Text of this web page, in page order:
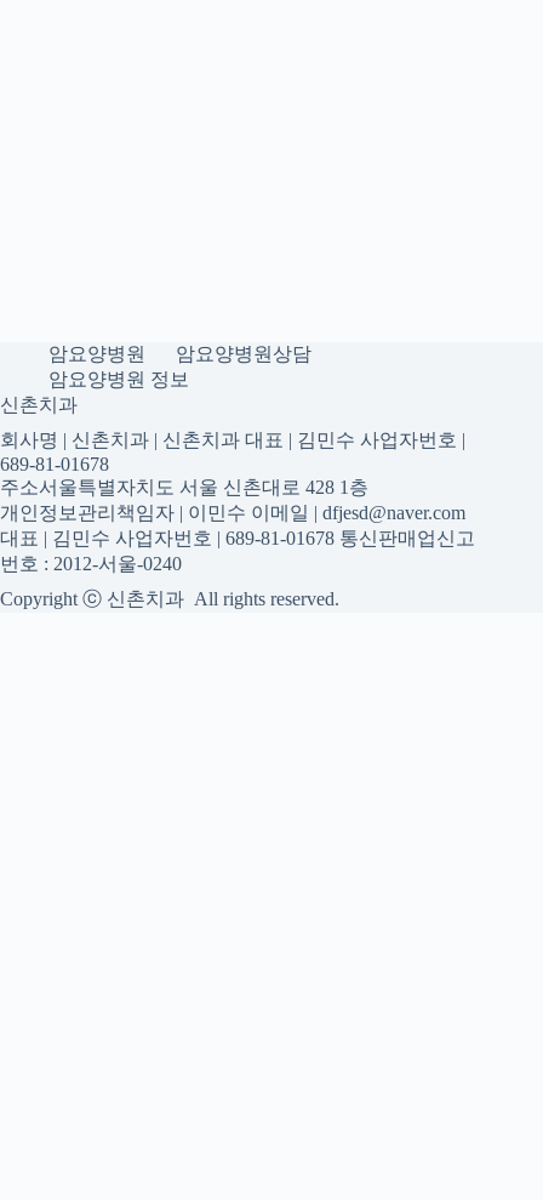
암요양병원
암요양병원상담
암요양병원 정보
신촌치과
회사명 | 신촌치과 | 신촌치과 대표 | 김민수 사업자번호 |
689-81-01678
주소서울특별자치도 서울 신촌대로 428 1층
개인정보관리책임자 | 이민수 이메일 | dfjesd@naver.com
대표 | 김민수 사업자번호 | 689-81-01678 통신판매업신고
번호 : 2012-서울-0240
Copyright ⓒ 신촌치과 All rights reserved.